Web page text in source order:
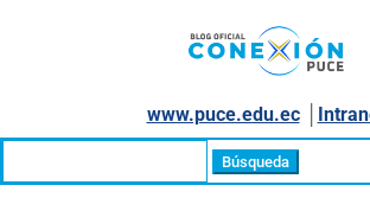
www.puce.edu.ec│